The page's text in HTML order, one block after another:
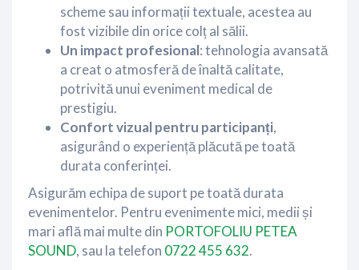
scheme sau informații textuale, acestea au
fost vizibile din orice colț al sălii.
Un impact profesional: tehnologia avansată
a creat o atmosferă de înaltă calitate,
potrivită unui eveniment medical de
prestigiu.
Confort vizual pentru participanți,
asigurând o experiență plăcută pe toată
durata conferinței.
Asigurăm echipa de suport pe toată durata
evenimentelor. Pentru evenimente mici, medii și
mari află mai multe din PORTOFOLIU PETEA
SOUND, sau la telefon 0722 455 632.